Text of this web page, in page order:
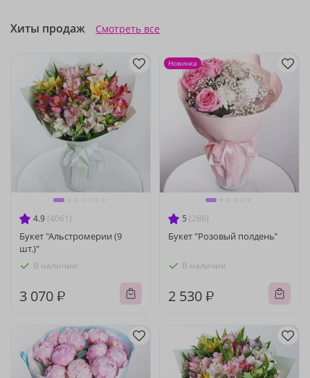
Хиты продаж Смотреть все
4.9 (4061)
Букет "Альстромерии (9
шт.)"
В наличии
3 070 ₽
5 (286)
Букет "Розовый полдень"
В наличии
2 530 ₽
Новинка